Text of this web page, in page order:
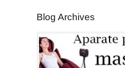
Blog Archives